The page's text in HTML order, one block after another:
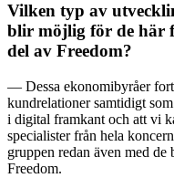
Vilken typ av
blir möjlig för de här
del av Freedom?
— Dessa ekonomibyråer
kundrelationer samtidigt
i digital framkant och att vi
specialister från hela
gruppen redan även med
Freedom.